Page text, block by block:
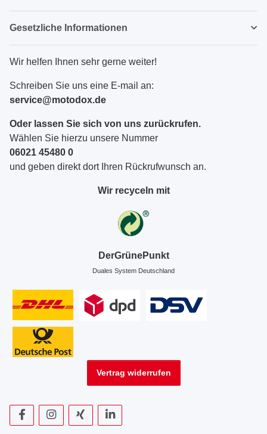
Gesetzliche Informationen
Wir helfen Ihnen sehr gerne weiter!
Schreiben Sie uns eine E-mail an:
service@motodox.de
Oder lassen Sie sich von uns zurückrufen.
Wählen Sie hierzu unsere Nummer
06021 45480 0
und geben direkt dort Ihren Rückrufwunsch an.
Wir recyceln mit
DerGrünePunkt
Duales System Deutschland
Vertrag widerrufen